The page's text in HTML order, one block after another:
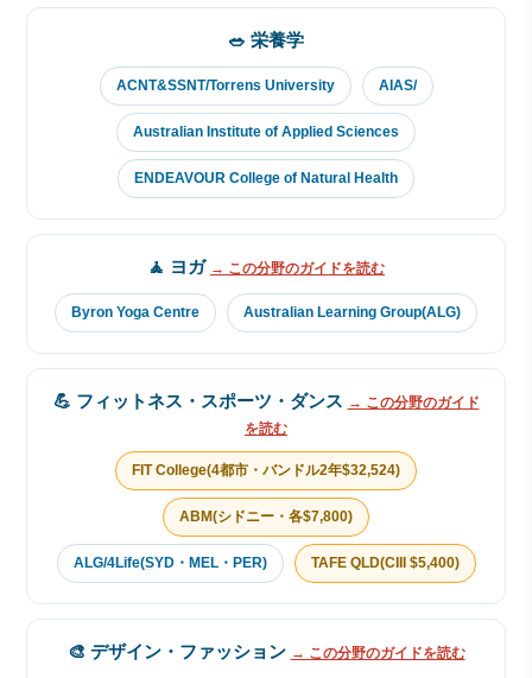
🥗 栄養学
ACNT&SSNT/Torrens University AIAS/
Australian Institute of Applied Sciences
ENDEAVOUR College of Natural Health
🧘 ヨガ → この分野のガイドを読む
Byron Yoga Centre Australian Learning Group(ALG)
💪 フィットネス・スポーツ・ダンス → この分野のガイド
を読む
FIT College(4都市・バンドル2年$32,524)
ABM(シドニー・各$7,800)
ALG/4Life(SYD・MEL・PER) TAFE QLD(CIII $5,400)
🎨 デザイン・ファッション → この分野のガイドを読む